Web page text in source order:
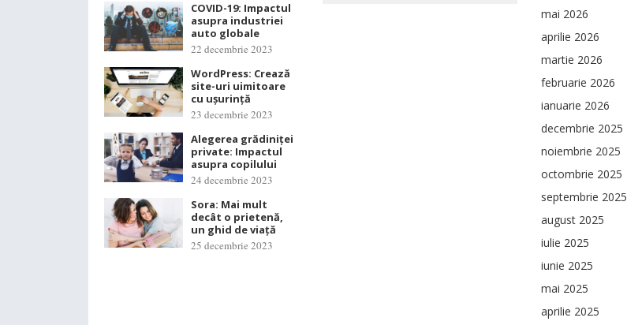
COVID-19: Impactul
asupra industriei
auto globale
22 decembrie 2023
WordPress: Crează
site-uri uimitoare
cu ușurință
23 decembrie 2023
Alegerea grădiniței
private: Impactul
asupra copilului
24 decembrie 2023
Sora: Mai mult
decât o prietenă,
un ghid de viață
25 decembrie 2023
mai 2026
aprilie 2026
martie 2026
februarie 2026
ianuarie 2026
decembrie 2025
noiembrie 2025
octombrie 2025
septembrie 2025
august 2025
iulie 2025
iunie 2025
mai 2025
aprilie 2025